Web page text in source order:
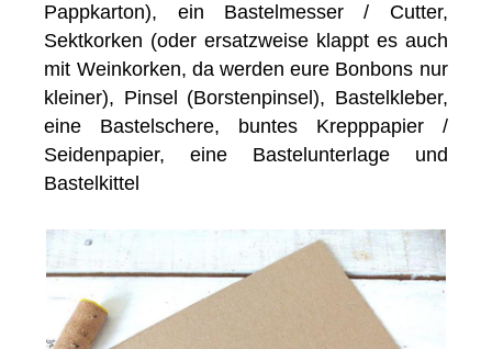
Pappkarton), ein Bastelmesser / Cutter,
Sektkorken (oder ersatzweise klappt es auch
mit Weinkorken, da werden eure Bonbons nur
kleiner), Pinsel (Borstenpinsel), Bastelkleber,
eine Bastelschere, buntes Krepppapier /
Seidenpapier, eine Bastelunterlage und
Bastelkittel